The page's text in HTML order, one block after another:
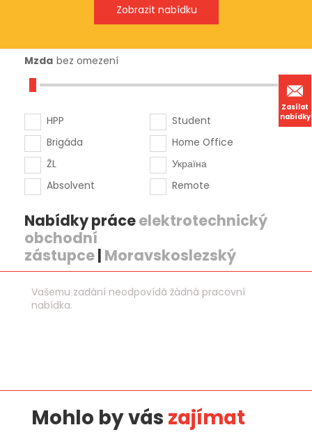
Zasílat
nabídky
Mzda bez omezení
HPP
Brigáda
ŽL
Absolvent
Student
Home Office
Україна
Remote
Nabídky práceelektrotechnický
obchodní
zástupce| Moravskoslezský
Vašemu zadání neodpovídá žádná pracovní
nabídka.
Mohlo by vás zajímat